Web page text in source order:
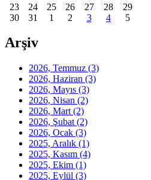
23
24 25 26 27 28
29
30
31 1 2 3 4 5
Arşiv
2026, Temmuz (3)
2026, Haziran (3)
2026, Mayıs (3)
2026, Nisan (2)
2026, Mart (2)
2026, Şubat (2)
2026, Ocak (3)
2025, Aralık (1)
2025, Kasım (4)
2025, Ekim (1)
2025, Eylül (3)